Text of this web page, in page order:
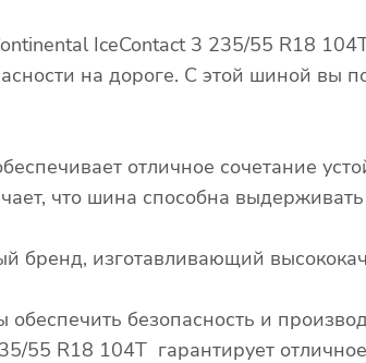
IceContact 3 235/55 R18
на дороге. С этой шиной вы
отличное сочетание
что шина способна
бренд, изготавливающий
безопасность и
55 R18 104T гарантирует